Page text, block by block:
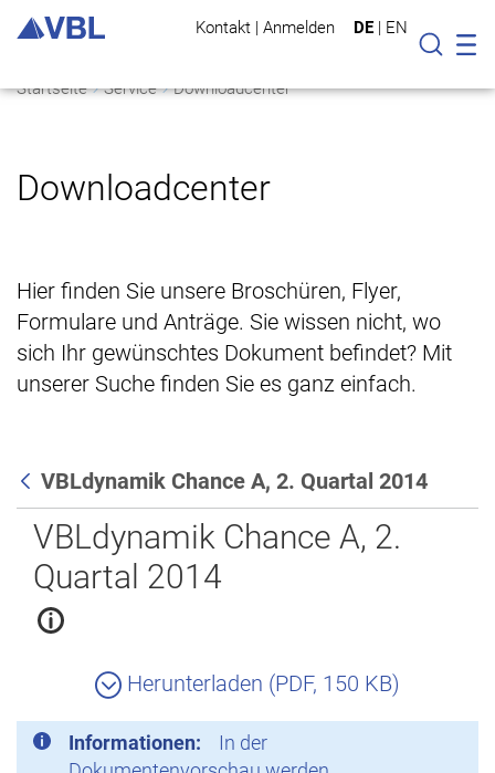
Kontakt | Anmelden DE | EN
Suche
Startseite Service Downloadcenter
Downloadcenter
Hier finden Sie unsere Broschüren, Flyer,
Formulare und Anträge. Sie wissen nicht, wo
sich Ihr gewünschtes Dokument befindet? Mit
unserer Suche finden Sie es ganz einfach.
Zurück
VBLdynamik Chance A, 2. Quartal 2014
VBLdynamik Chance A, 2.
Quartal 2014
Herunterladen (PDF, 150 KB)
Informationen:
In der